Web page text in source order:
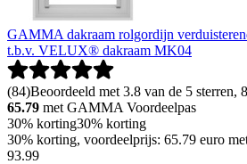
GAMMA dakraam rolgordijn
t.b.v. VELUX® dakraam MK04
(84)Beoordeeld met 3.8 van de 5 sterren,
65.79 met GAMMA Voordeelpas
30% korting30% korting
30% korting, voordeelprijs: 65.79 euro
93.99